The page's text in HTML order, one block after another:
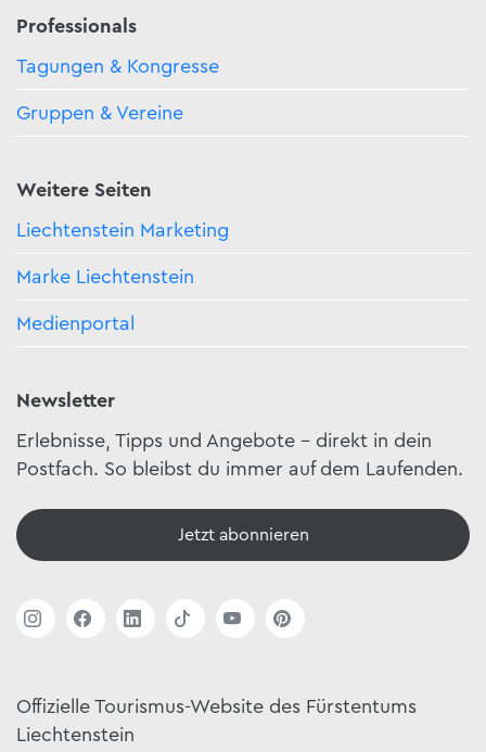
Professionals
Tagungen & Kongresse
Gruppen & Vereine
Weitere Seiten
Liechtenstein Marketing
Marke Liechtenstein
Medienportal
Newsletter
Erlebnisse, Tipps und Angebote – direkt in dein
Postfach. So bleibst du immer auf dem Laufenden.
Jetzt abonnieren
Offizielle Tourismus-Website des Fürstentums
Liechtenstein